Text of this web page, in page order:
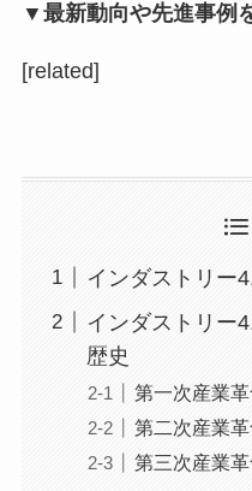
▼最新動向や先進事例
[related]
インダストリー
インダストリー
歴史
第一次産業
第二次産業
第三次産業